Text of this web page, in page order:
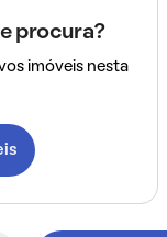
procura?
imóveis nesta